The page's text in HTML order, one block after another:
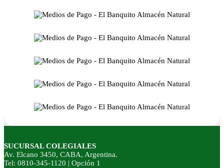
SUCURSAL COLEGIALES
Av. Elcano 3450, CABA, Argentina.
Tel: 0810-345-1120 | Opción 1